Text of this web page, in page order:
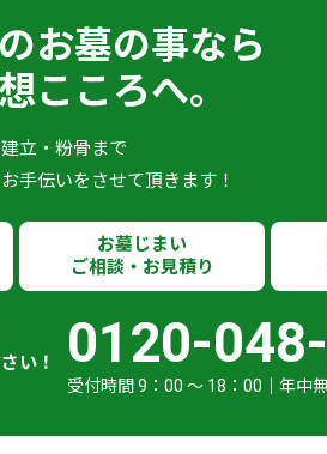
お墓の事なら
こころへ。
立・粉骨まで
手伝いをさせて頂きます！
お墓じまい
ご相談・お見積り
い！
0120-
受付時間 9：00 ～ 18：00｜年中